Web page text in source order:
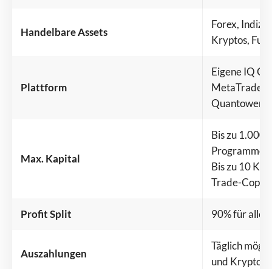
Handelbare Assets
Forex,
Kryptos,
Plattform
Eigene IQ
MetaTrader
Quantower,
Max. Kapital
Bis zu
Programme)
Bis zu 10
Trade-
Profit Split 90% für alle
Auszahlungen
Täglich
und Krypto